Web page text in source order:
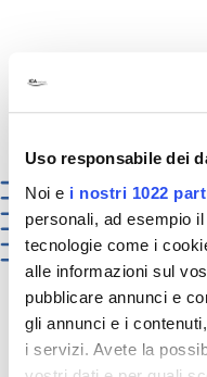
Uso responsabile dei
Noi e i nostri 1022
personali, ad esempio
tecnologie come i
alle informazioni sul
pubblicare annunci e
gli annunci e i
i servizi. Avete la
ICA: